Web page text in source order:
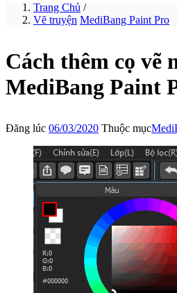
Trang Chủ /
Vẽ truyện MediBang Paint Pro
Cách thêm cọ vẽ
MediBang Paint
Đăng lúc 06/03/2020 Thuộc mục